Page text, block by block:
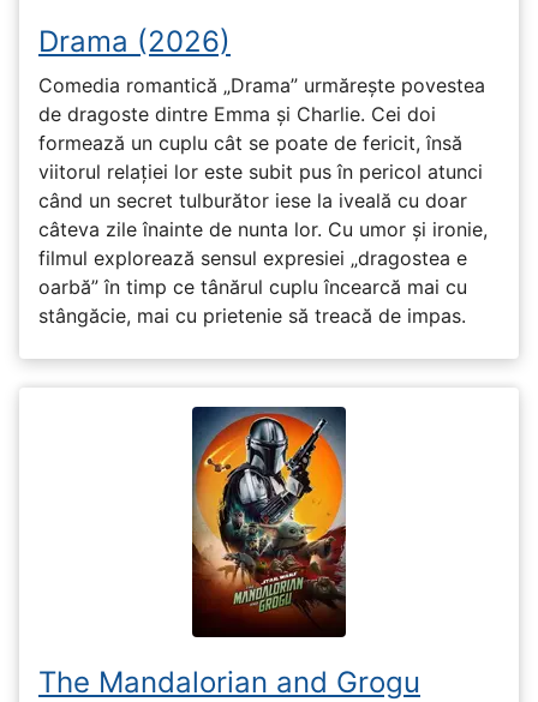
Drama (2026)
Comedia romantică „Drama” urmărește povestea
de dragoste dintre Emma și Charlie. Cei doi
formează un cuplu cât se poate de fericit, însă
viitorul relației lor este subit pus în pericol atunci
când un secret tulburător iese la iveală cu doar
câteva zile înainte de nunta lor. Cu umor și ironie,
filmul explorează sensul expresiei „dragostea e
oarbă” în timp ce tânărul cuplu încearcă mai cu
stângăcie, mai cu prietenie să treacă de impas.
The Mandalorian and Grogu